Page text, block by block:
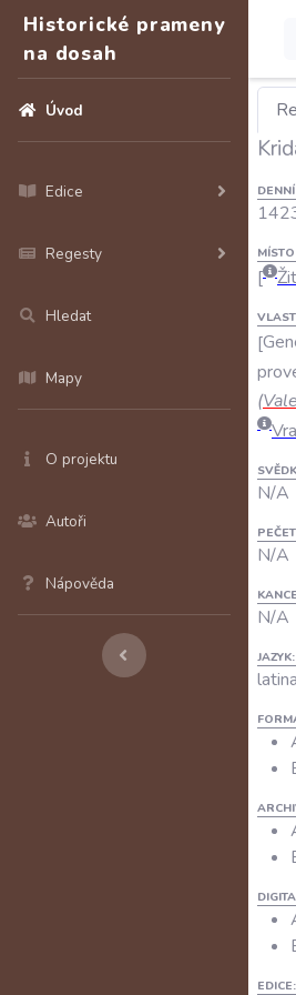
Historické prameny
na dosah
Úvod
Edice
Regesty
Hledat
Mapy
O projektu
Autoři
Nápověda
(
N/A
N/A
N/A
JAZYK:
latina
EDICE: